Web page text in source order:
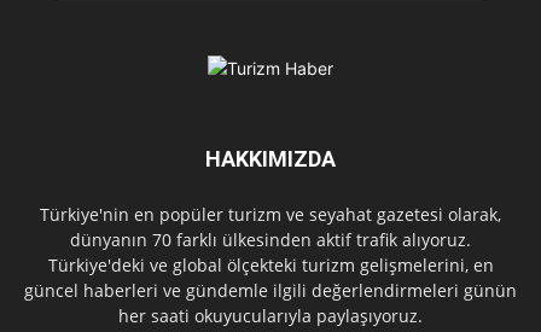
HAKKIMIZDA
Türkiye'nin en popüler turizm ve seyahat gazetesi olarak,
dünyanın 70 farklı ülkesinden aktif trafik alıyoruz.
Türkiye'deki ve global ölçekteki turizm gelişmelerini, en
güncel haberleri ve gündemle ilgili değerlendirmeleri günün
her saati okuyucularıyla paylaşıyoruz.